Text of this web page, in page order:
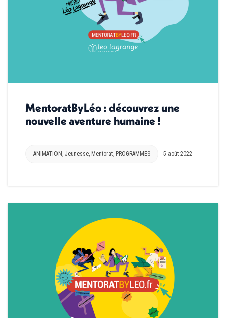
MentoratByLéo : découvrez une
nouvelle aventure humaine !
ANIMATION , Jeunesse, Mentorat, PROGRAMMES 5 août 2022